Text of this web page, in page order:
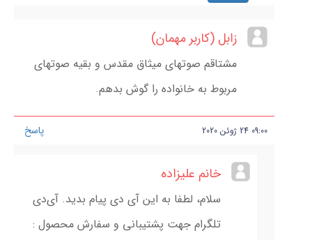
زابل (کاربر مهمان)
مشتاقم صوتهای میثاق مقدس و بقیه صوتهای
مربوط به خانواده را گوش بدهم.
پاسخ 09:00
24 ژوئن 2020
خانم علیزاده
سلام، لطفا به این آی دی پیام بدید. آی‌دی
تلگرام جهت پشتیبانی و سفارش محصول :